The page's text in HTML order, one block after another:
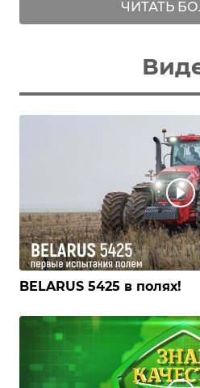
ЧИТАТЬ
BELARUS 5425 в полях!